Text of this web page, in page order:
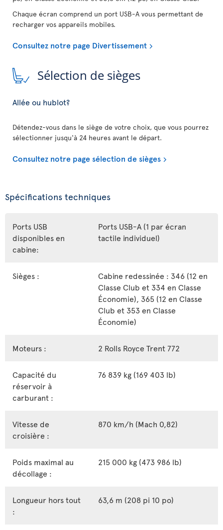
Chaque écran comprend un port USB-A vous permettant de
recharger vos appareils mobiles.
Consultez notre page Divertissement
Sélection de sièges
Allée ou hublot?
Détendez-vous dans le siège de votre choix, que vous pourrez
sélectionner jusqu'à 24 heures avant le départ.
Consultez notre page sélection de sièges
Spécifications techniques
Ports USB
disponibles en
cabine:
Ports USB-A (1 par écran
tactile individuel)
Sièges :
Cabine redessinée : 346 (12 en
Classe Club et 334 en Classe
Économie), 365 (12 en Classe
Club et 353 en Classe
Économie)
Moteurs : 2 Rolls Royce Trent 772
Capacité du
réservoir à
carburant :
76 839 kg (169 403 lb)
Vitesse de
croisière :
870 km/h (Mach 0,82)
Poids maximal au
décollage :
215 000 kg (473 986 lb)
Longueur hors tout
:
63,6 m (208 pi 10 po)